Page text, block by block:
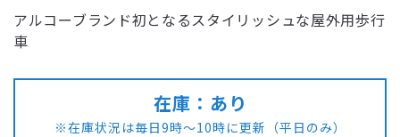
アルコーブランド初となるスタイリッシュな屋外用歩行
車
在庫：あり
※在庫状況は毎日9時～10時に更新（平日のみ）